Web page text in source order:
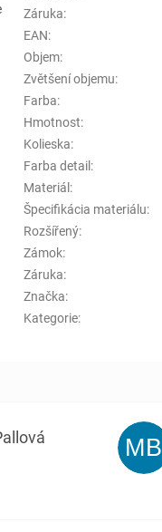
Záruka:
EAN:
Objem:
Zvětšení objemu:
Farba:
Hmotnost:
Kolieska:
Farba detail:
Materiál:
Špecifikácia materiálu:
Rozšířený:
Zámok:
Záruka:
Značka:
Kategorie:
je 5 z 5 hviezdičiek.
MB